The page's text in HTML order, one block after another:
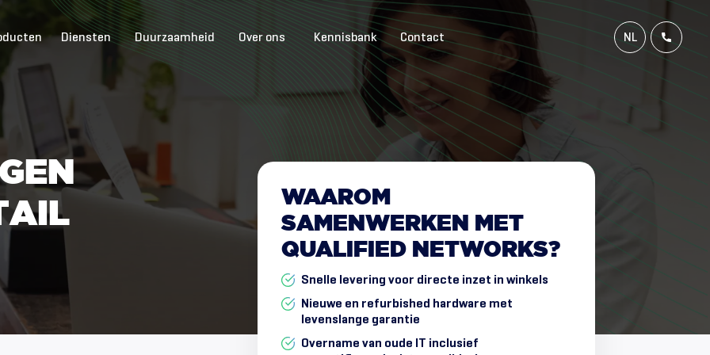
Diensten Duurzaamheid Over ons Kennisbank Contact
NL
EN
AIL
WAAROM
SAMENWERKEN
MET
QUALIFIED NETWORKS?
Snelle levering voor directe inzet in winkels
Nieuwe en refurbished hardware met
levenslange garantie
Overname van oude IT inclusief